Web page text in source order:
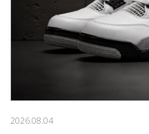
2026.08.04